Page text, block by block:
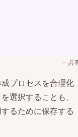
共
プロセスを合理化
選択することも、
るために保存する